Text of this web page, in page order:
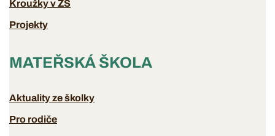
Kroužky v ZŠ
Projekty
MATEŘSKÁ ŠKOLA
Aktuality ze školky
Pro rodiče